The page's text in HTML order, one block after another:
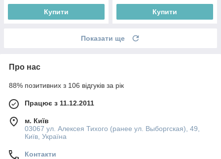
Купити Купити
Показати ще
Про нас
88% позитивних з 106 відгуків за рік
Працює з 11.12.2011
м. Київ
03067 ул. Алексея Тихого (ранее ул. Выборгская), 49,
Київ, Україна
Контакти